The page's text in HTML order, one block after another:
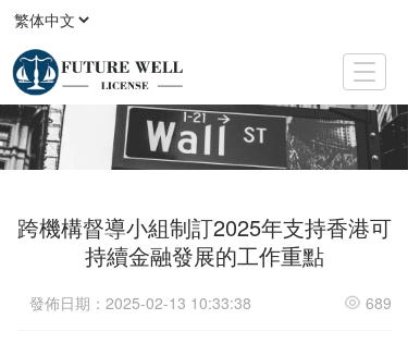
T
o
g
g
a
a
跨機構督導小組制訂2025年支持香港可
持續金融發展的工作重點
發佈日期：2025-02-13 10:33:38 689